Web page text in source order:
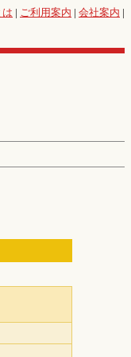
は | ご利用案内 | 会社案内 |